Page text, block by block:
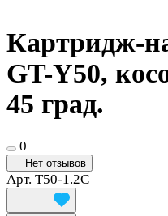
Картридж-
GT-Y50,
45 град.
0
Нет отзывов
Арт. T50-1.2C